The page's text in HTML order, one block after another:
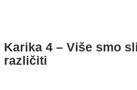
Karika 4 – Više smo
različiti